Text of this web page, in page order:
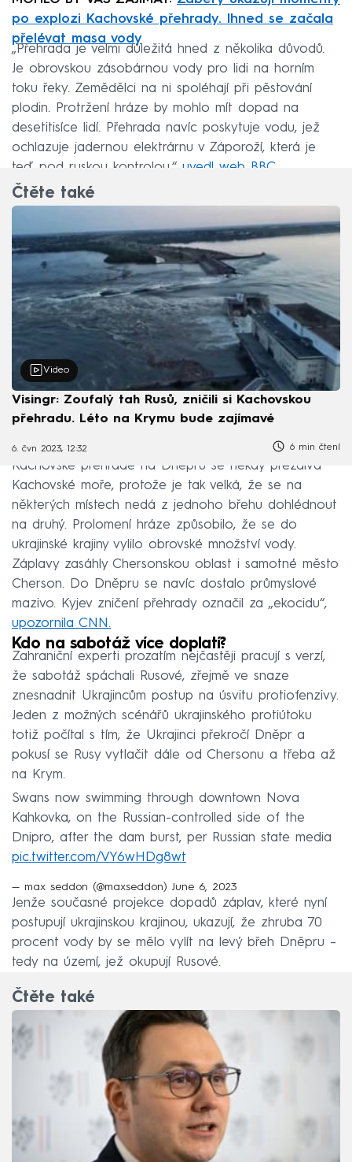
po explozi Kachovské přehrady. Ihned se začala
přelévat masa vody
„Přehrada je velmi důležitá hned z několika důvodů.
Je obrovskou zásobárnou vody pro lidi na horním
toku řeky. Zemědělci na ni spoléhají při pěstování
plodin. Protržení hráze by mohlo mít dopad na
desetitisíce lidí. Přehrada navíc poskytuje vodu, jež
ochlazuje jadernou elektrárnu v Záporoží, která je
teď pod ruskou kontrolou,“ uvedl web BBC.
Čtěte také
Video
Visingr: Zoufalý tah Rusů, zničili si Kachovskou
přehradu. Léto na Krymu bude zajímavé
6. čvn 2023, 12:32 6 min čtení
Kachovské přehradě na Dněpru se někdy přezdívá
Kachovské moře, protože je tak velká, že se na
některých místech nedá z jednoho břehu dohlédnout
na druhý. Prolomení hráze způsobilo, že se do
ukrajinské krajiny vylilo obrovské množství vody.
Záplavy zasáhly Chersonskou oblast i samotné město
Cherson. Do Dněpru se navíc dostalo průmyslové
mazivo. Kyjev zničení přehrady označil za „ekocidu“,
upozornila CNN.
Kdo na sabotáž více doplatí?
Zahraniční experti prozatím nejčastěji pracují s verzí,
že sabotáž spáchali Rusové, zřejmě ve snaze
znesnadnit Ukrajincům postup na úsvitu protiofenzivy.
Jeden z možných scénářů ukrajinského protiútoku
totiž počítal s tím, že Ukrajinci překročí Dněpr a
pokusí se Rusy vytlačit dále od Chersonu a třeba až
na Krym.
Swans now swimming through downtown Nova
Kahkovka, on the Russian-controlled side of the
Dnipro, after the dam burst, per Russian state media
pic.twitter.com/VY6wHDg8wt
— max seddon (@maxseddon) June 6, 2023
Jenže současné projekce dopadů záplav, které nyní
postupují ukrajinskou krajinou, ukazují, že zhruba 70
procent vody by se mělo vylít na levý břeh Dněpru –
tedy na území, jež okupují Rusové.
Čtěte také